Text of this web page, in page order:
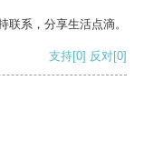
系，分享生活点滴。
支持[0] 反对[0]